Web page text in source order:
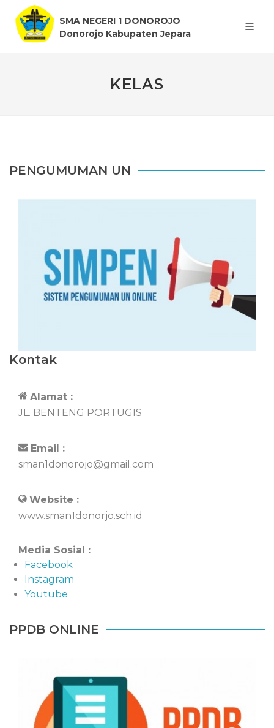
SMA NEGERI 1 DONOROJO
Donorojo Kabupaten Jepara
KELAS
PENGUMUMAN UN
Kontak
Alamat :
JL. BENTENG PORTUGIS
Email :
sman1donorojo@gmail.com
Website :
www.sman1donorjo.sch.id
Media Sosial :
Facebook
Instagram
Youtube
PPDB ONLINE